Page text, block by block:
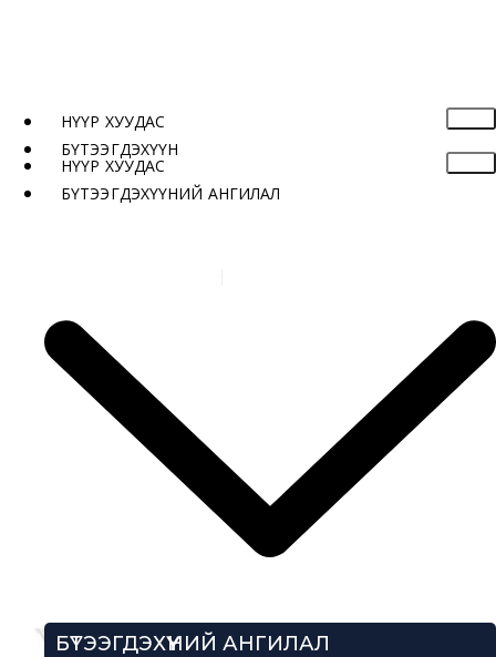
НҮҮР ХУУДАС
БҮТЭЭГДЭХҮҮН
БҮТЭЭГДЭХҮҮНИЙ АНГИЛАЛ
НҮҮР ХУУДАС
БҮТЭЭГДЭХҮҮНИЙ АНГИЛАЛ